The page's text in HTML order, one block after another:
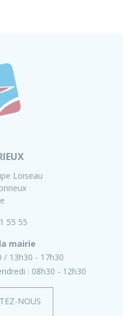
Loiseau
55 55
mairie
13h30 - 17h30
: 08h30 - 12h30
NOUS